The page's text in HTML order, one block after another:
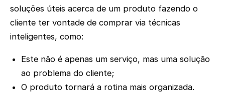
soluções úteis acerca de um produto fazendo o
cliente ter vontade de comprar via técnicas
inteligentes, como:
Este não é apenas um serviço, mas uma solução
ao problema do cliente;
O produto tornará a rotina mais organizada.